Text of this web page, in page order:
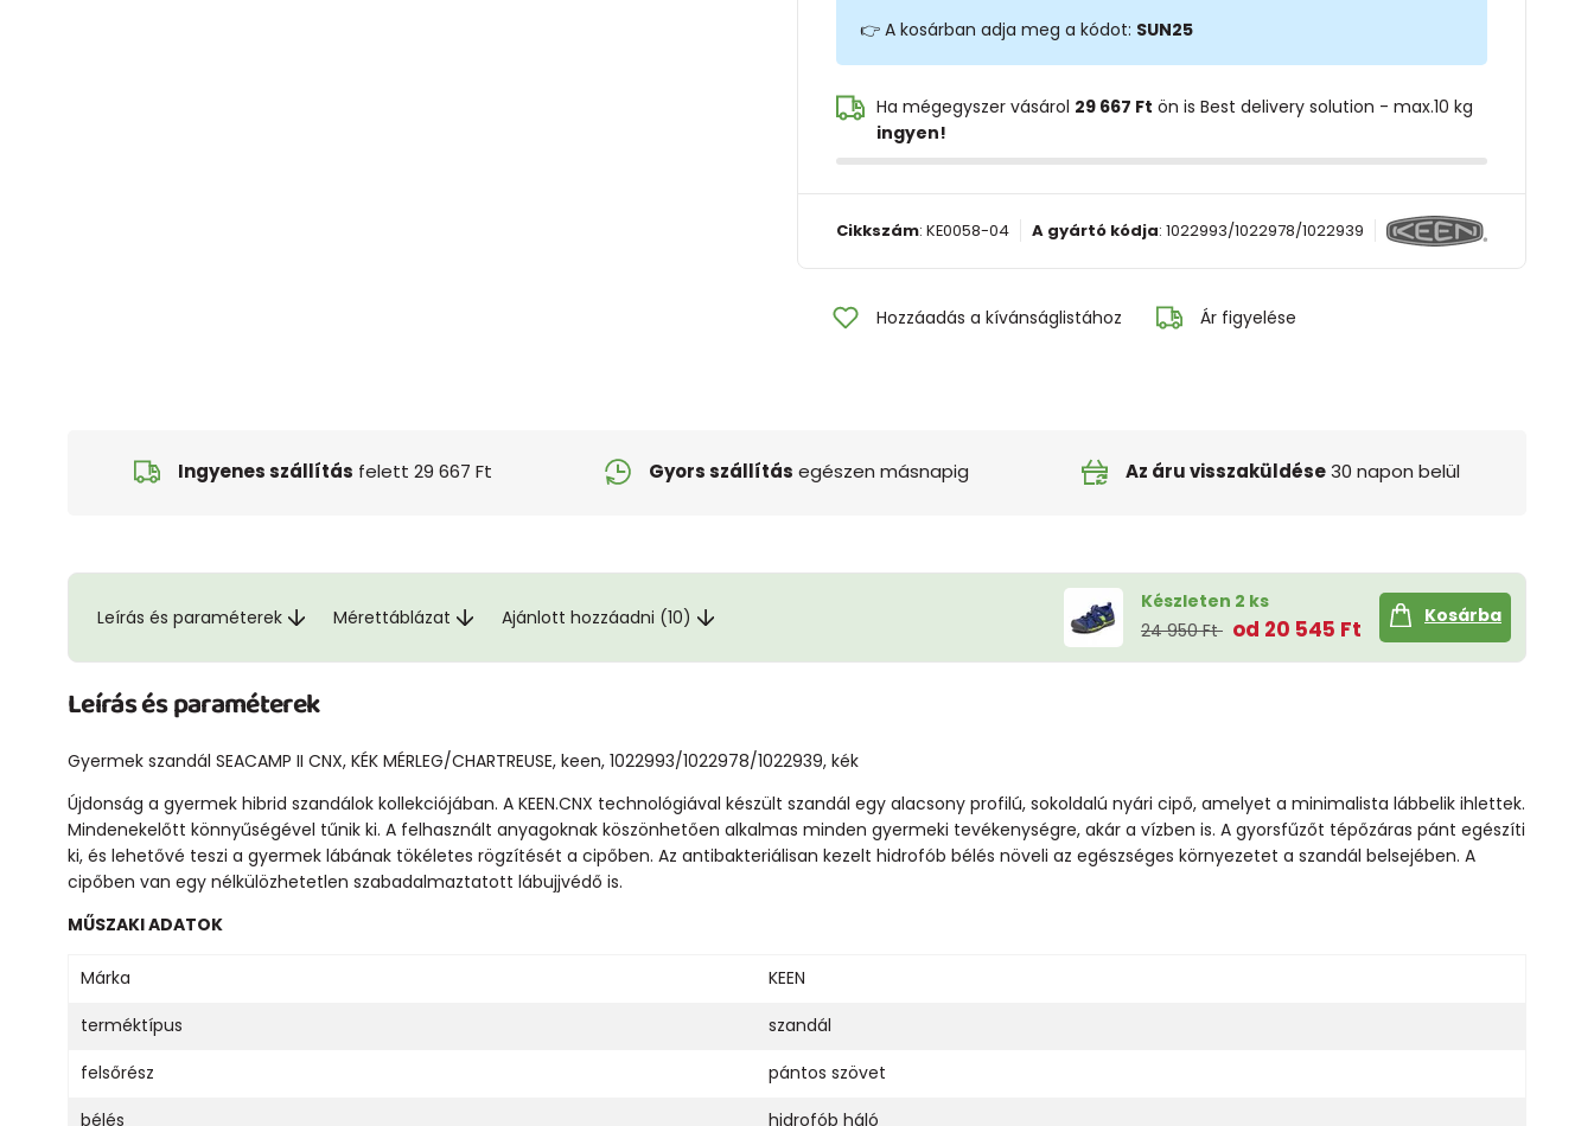
👉 A kosárban adja meg a kódot: SUN25
Ha mégegyszer vásárol 29 667 Ft ön is Best delivery solution - max.10 kg
ingyen!
Cikkszám: KE0058-04 A gyártó kódja: 1022993/1022978/1022939
Hozzáadás a kívánságlistához Ár figyelése
Ingyenes szállítás felett 29 667 Ft Gyors szállítás egészen másnapig Az áru visszaküldése30 napon belül
Leírás és paraméterek Mérettáblázat Ajánlott hozzáadni (10)
Készleten 2 ks
24 950 Ft od 20 545 Ft
Kosárba
Leírás és paraméterek
Gyermek szandál SEACAMP II CNX, KÉK MÉRLEG/CHARTREUSE, keen, 1022993/1022978/1022939, kék
Újdonság a gyermek hibrid szandálok kollekciójában. A KEEN.CNX technológiával készült szandál egy alacsony profilú, sokoldalú nyári cipő, amelyet a minimalista lábbelik ihlettek.
Mindenekelőtt könnyűségével tűnik ki. A felhasznált anyagoknak köszönhetően alkalmas minden gyermeki tevékenységre, akár a vízben is. A gyorsfűzőt tépőzáras pánt egészíti
ki, és lehetővé teszi a gyermek lábának tökéletes rögzítését a cipőben. Az antibakteriálisan kezelt hidrofób bélés növeli az egészséges környezetet a szandál belsejében. A
cipőben van egy nélkülözhetetlen szabadalmaztatott lábujjvédő is.
MŰSZAKI ADATOK
Márka
KEEN
terméktípus
szandál
felsőrész
pántos szövet
bélés
hidrofób háló